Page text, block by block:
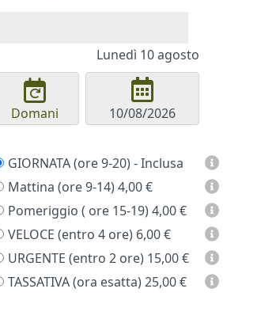
Lunedì 10 agosto
Domani
GIORNATA (ore 9-20) - Inclusa
Mattina (ore 9-14)4,00 €
Pomeriggio ( ore 15-19)4,00 €
VELOCE (entro 4 ore) 6,00 €
URGENTE (entro 2 ore) 15,00 €
TASSATIVA (ora esatta)25,00 €